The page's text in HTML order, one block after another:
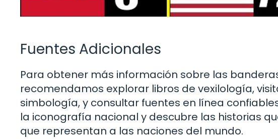
Fuentes Adicionales
Para obtener más información sobre las
recomendamos explorar libros de vexilología,
simbología, y consultar fuentes en línea
la iconografía nacional y descubre las historias
que representan a las naciones del mundo.